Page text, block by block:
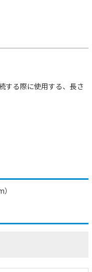
する際に使用する、長さ